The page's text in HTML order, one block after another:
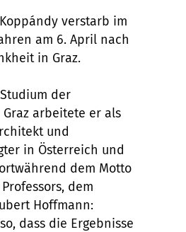
Koppándy verstarb im
am 6. April nach
in Graz.
der
arbeitete er als
und
in Österreich und
dem Motto
dem
Hoffmann:
dass die Ergebnisse